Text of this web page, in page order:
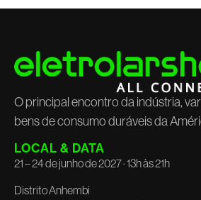
O principal encontro da indústria,
bens de consumo duráveis da
LOCAL & DATA
21 – 24 de junho de 2027 · 13h às 21h
Distrito Anhembi